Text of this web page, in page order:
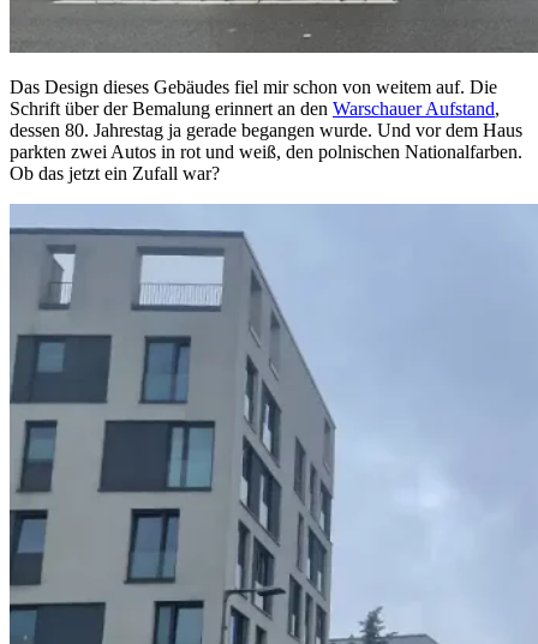
Das Design dieses Gebäudes fiel mir schon von weitem auf. Die
Schrift über der Bemalung erinnert an den Warschauer Aufstand,
dessen 80. Jahrestag ja gerade begangen wurde. Und vor dem Haus
parkten zwei Autos in rot und weiß, den polnischen Nationalfarben.
Ob das jetzt ein Zufall war?